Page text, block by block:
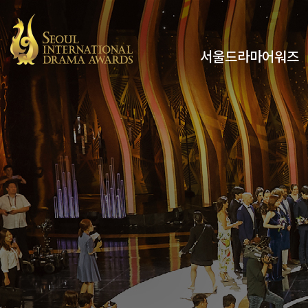
서울드라마어워즈
유튜브
인스타그램
x
페이스북